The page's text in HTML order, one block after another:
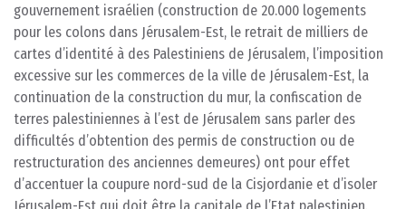
gouvernement israélien (construction de 20.000 logements
pour les colons dans Jérusalem-Est, le retrait de milliers de
cartes d’identité à des Palestiniens de Jérusalem, l’imposition
excessive sur les commerces de la ville de Jérusalem-Est, la
continuation de la construction du mur, la confiscation de
terres palestiniennes à l’est de Jérusalem sans parler des
difficultés d’obtention des permis de construction ou de
restructuration des anciennes demeures) ont pour effet
d’accentuer la coupure nord-sud de la Cisjordanie et d’isoler